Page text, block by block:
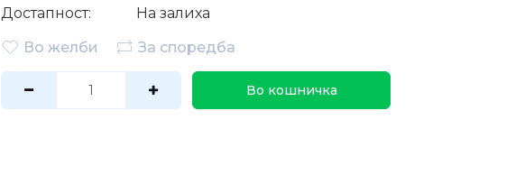
Достапност:
На залиха
Во желби
За споредба
Во кошничка